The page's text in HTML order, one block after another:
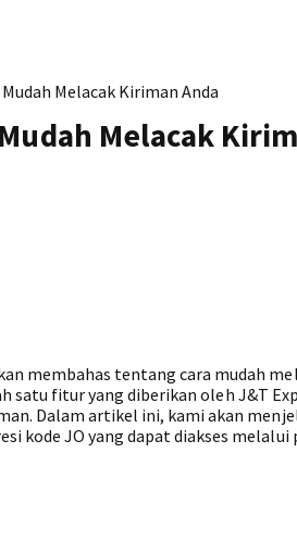
Melacak Kiriman Anda
Melacak
membahas tentang cara mudah
satu fitur yang diberikan oleh J&T
Dalam artikel ini, kami akan
kode JO yang dapat diakses